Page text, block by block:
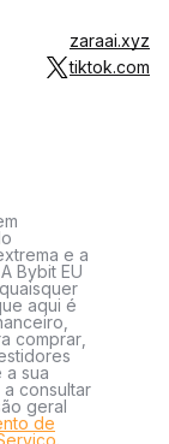
zaraai.xyz
tiktok.com
e a
Bybit EU
aqui é
comprar,
a sua
consultar
geral
de
.